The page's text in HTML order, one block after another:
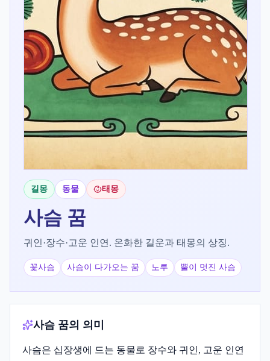
길몽 동물 태몽
사슴 꿈
귀인·장수·고운 인연. 온화한 길운과 태몽의 상징.
꽃사슴 사슴이 다가오는 꿈 노루 뿔이 멋진 사슴
사슴 꿈의 의미
사슴은 십장생에 드는 동물로 장수와 귀인, 고운 인연